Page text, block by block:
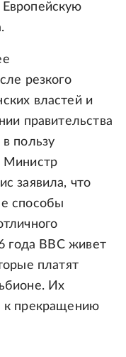
резкого
властей и
правительства
пользу
Министр
заявила, что
способы
года BBC живет
платят
Их
к прекращению